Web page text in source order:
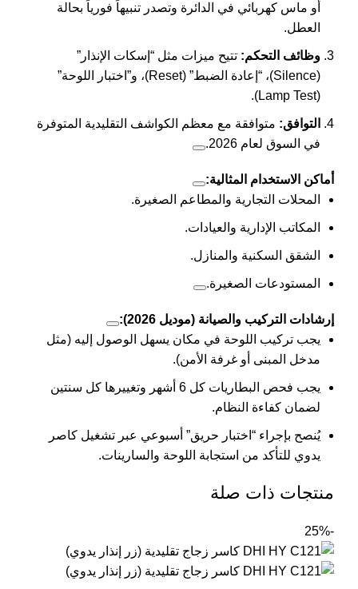
أو ماس كهربائي في الدائرة وتصدر تنبيهاً فورياً بحالة
العطل.
وظائف التحكم: تتيح ميزات مثل “إسكات الإنذار”
(Silence)، “إعادة الضبط” (Reset)، و”اختبار اللوحة”
(Lamp Test).
التوافق: متوافقة مع معظم الكواشف التقليدية المتوفرة
في السوق لعام 2026.
أماكن الاستخدام المثالية:
المحلات التجارية والمطاعم الصغيرة.
المكاتب الإدارية والعيادات.
الشقق السكنية والمنازل.
المستودعات الصغيرة.
إرشادات التركيب والصيانة (موديل 2026):
يجب تركيب اللوحة في مكان يسهل الوصول إليه (مثل
مدخل المبنى أو غرفة الأمن).
يجب فحص البطاريات كل 6 أشهر وتغييرها كل سنتين
لضمان كفاءة النظام.
يُنصح بإجراء “اختبار حريق” أسبوعي عبر تشغيل كاصر
يدوي للتأكد من استجابة اللوحة والسارينات.
منتجات ذات صلة
-25%